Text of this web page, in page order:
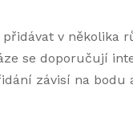
přidávat v několika
se doporučují
závisí na